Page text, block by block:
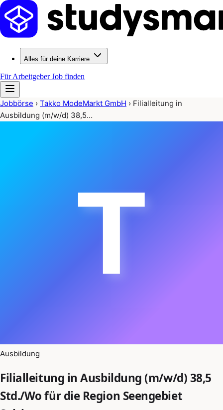
Alles für deine Karriere
Für ArbeitgeberJob finden
Jobbörse › Takko ModeMarkt GmbH › Filialleitung in
Ausbildung (m/w/d) 38,5…
T
Ausbildung
Filialleitung in Ausbildung (m/w/d) 38,5
Std./Wo für die Region Seengebiet